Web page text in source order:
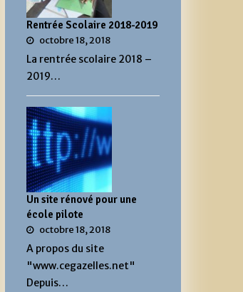
Rentrée Scolaire 2018-2019
octobre 18, 2018
La rentrée scolaire 2018 –
2019…
Un site rénové pour une
école pilote
octobre 18, 2018
A propos du site
"www.cegazelles.net"
Depuis…